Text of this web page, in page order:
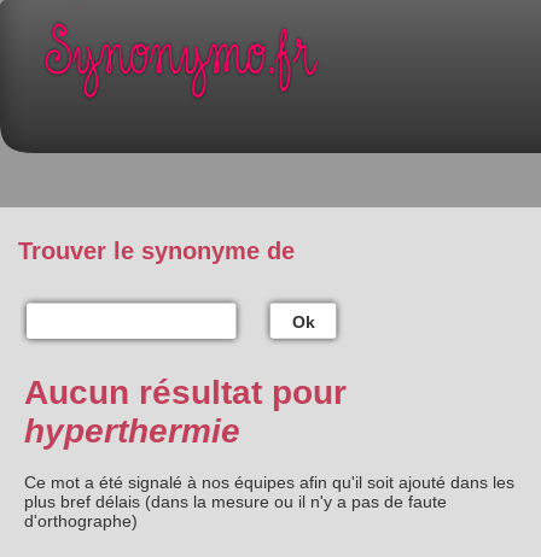
Trouver le synonyme de
Ok
Aucun résultat pour
hyperthermie
Ce mot a été signalé à nos équipes afin qu'il soit ajouté dans les
plus bref délais (dans la mesure ou il n'y a pas de faute
d'orthographe)